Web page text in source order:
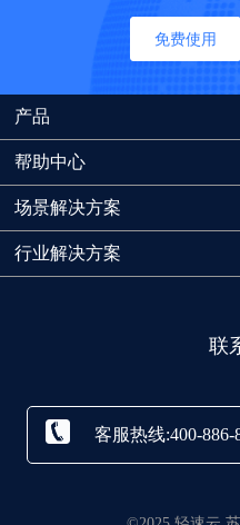
免费使用
产品
帮助中心
场景解决方案
行业解决方案
联
客服热线:400-886-